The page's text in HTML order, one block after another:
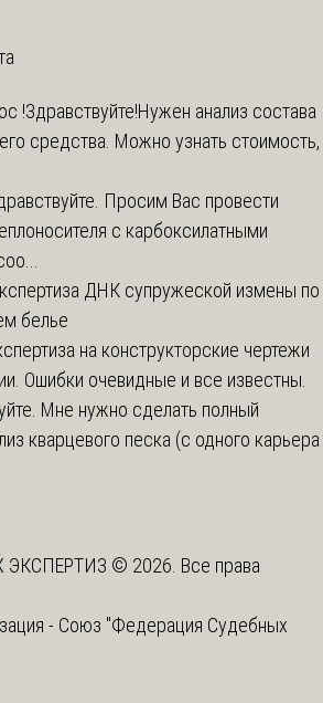
!Здравствуйте!Нужен анализ состава
средства. Можно узнать стоимость,
Просим Вас провести
с карбоксилатными
ДНК супружеской измены по
белье
на конструкторские чертежи
Ошибки очевидные и все известны.
Мне нужно сделать полный
кварцевого песка (с одного карьера
© 2026. Все права
- Союз "Федерация Судебных